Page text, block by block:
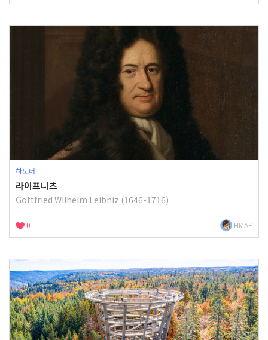
하노버
라이프니츠
Gottfried Wilhelm Leibniz (1646-1716)
0 HMAP